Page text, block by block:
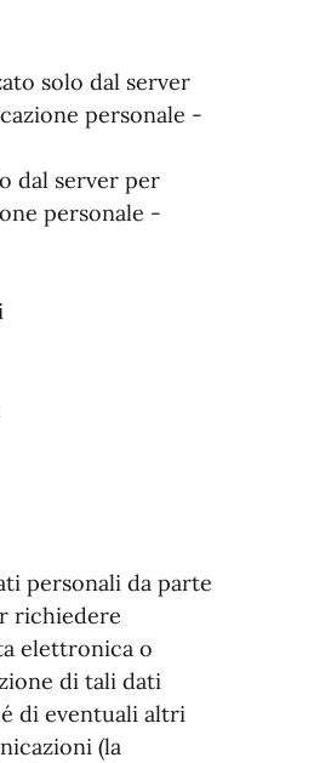
solo dal server
personale -
dal server per
personale -
personali da parte
richiedere
elettronica o
di tali dati
di eventuali altri
(la